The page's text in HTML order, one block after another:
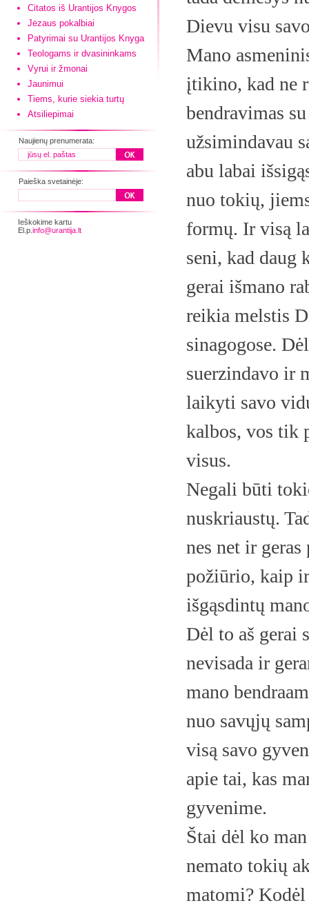
Citatos iš Urantijos Knygos
Jėzaus pokalbiai
Patyrimai su Urantijos Knyga
Teologams ir dvasininkams
Vyrui ir žmonai
Jaunimui
Tiems, kurie siekia turtų
Atsiliepimai
Naujienų prenumerata:
Paieška svetainėje:
Ieškokime kartu
El.p. info@urantija.lt
Dievu visu
Mano
įtikino, kad ne
bendravimas
užsimindavau
abu labai
nuo tokių,
formų. Ir visą
seni, kad daug
gerai išmano
reikia melstis
sinagogose.
suerzindavo ir
laikyti savo
kalbos, vos tik
visus.
Negali būti
nuskriaustų.
nes net ir
požiūrio, kaip
išgąsdintų
Dėl to aš gerai
nevisada ir
mano
nuo savųjų
visą savo
apie tai, kas
gyvenime.
Štai dėl ko
nemato tokių
matomi?